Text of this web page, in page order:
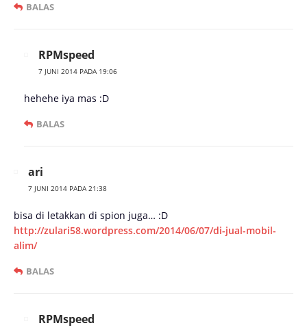
BALAS
RPMspeed
7 JUNI 2014 PADA 19:06
hehehe iya mas :D
BALAS
ari
7 JUNI 2014 PADA 21:38
bisa di letakkan di spion juga… :D
http://zulari58.wordpress.com/2014/06/07/di-jual-mobil-
alim/
BALAS
RPMspeed